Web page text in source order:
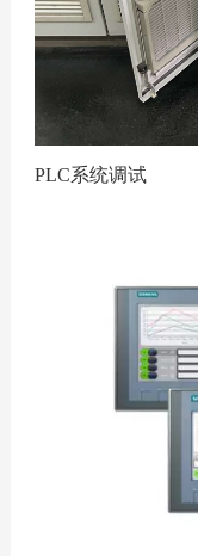
PLC系统调试